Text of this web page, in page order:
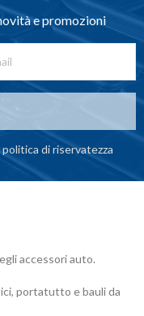
e promozioni
di riservatezza
accessori auto.
portatutto e bauli da